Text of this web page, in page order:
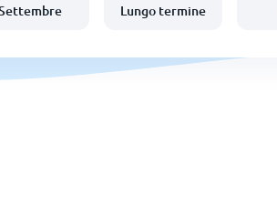
Lungo termine